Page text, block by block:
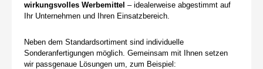
wirkungsvolles Werbemittel – idealerweise abgestimmt auf
Ihr Unternehmen und Ihren Einsatzbereich.
Neben dem Standardsortiment sind individuelle
Sonderanfertigungen möglich. Gemeinsam mit Ihnen setzen
wir passgenaue Lösungen um, zum Beispiel: